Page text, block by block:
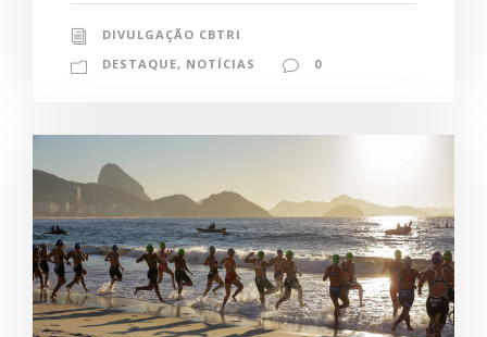
DIVULGAÇÃO CBTRI
DESTAQUE, NOTÍCIAS 0